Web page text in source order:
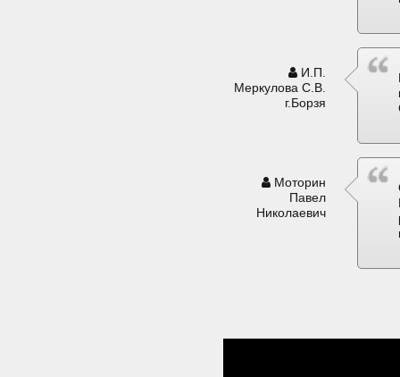
И.П.
Меркулова С.В.
г.Борзя
Моторин
Павел
Николаевич